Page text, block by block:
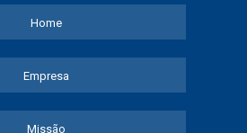
Home
Empresa
Missão